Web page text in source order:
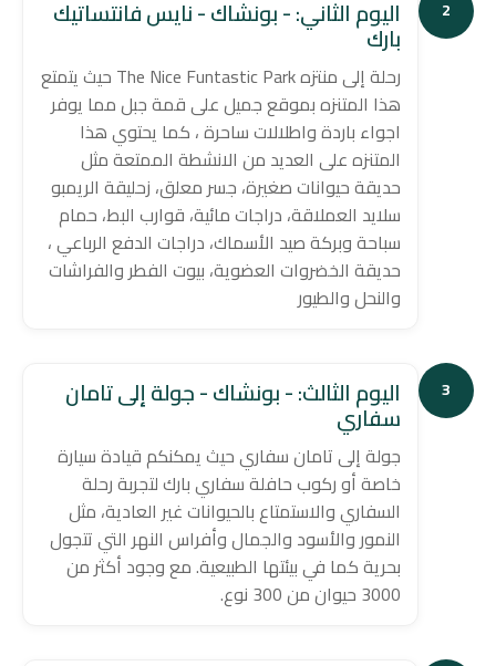
2 اليوم الثاني: - بونشاك - نايس فانتساتيك
بارك
رحلة إلى منتزه The Nice Funtastic Park حيث يتمتع
هذا المتنزه بموقع جميل على قمة جبل مما يوفر
اجواء باردة واطلالات ساحرة ، كما يحتوي هذا
المتنزه على العديد من الانشطة الممتعة مثل
حديقة حيوانات صغيرة، جسر معلق، زحليقة الريمبو
سلايد العملاقة، دراجات مائية، قوارب البط، حمام
سباحة وبركة صيد الأسماك، دراجات الدفع الرباعي ،
حديقة الخضروات العضوية، بيوت الفطر والفراشات
والنحل والطيور
3 اليوم الثالث: - بونشاك - جولة إلى تامان
سفاري
جولة إلى تامان سفاري حيث يمكنكم قيادة سيارة
خاصة أو ركوب حافلة سفاري بارك لتجربة رحلة
السفاري والاستمتاع بالحيوانات غير العادية، مثل
النمور والأسود والجمال وأفراس النهر التي تتجول
بحرية كما في بيئتها الطبيعية. مع وجود أكثر من
3000 حيوان من 300 نوع.